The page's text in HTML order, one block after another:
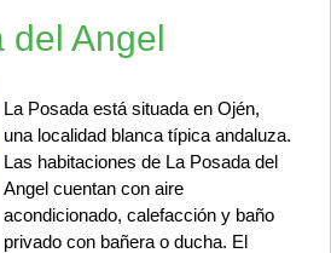
del Angel
La Posada está situada en Ojén,
una localidad blanca típica andaluza.
Las habitaciones de La Posada del
Angel cuentan con aire
acondicionado, calefacción y baño
privado con bañera o ducha. El